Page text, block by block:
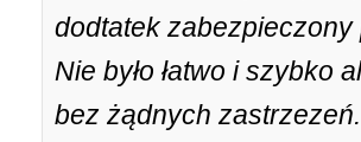
dodtatek
Nie było łatwo i szybko
bez żądnych zastrzezeń.